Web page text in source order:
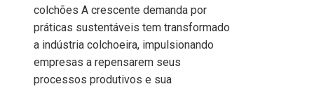
colchões A crescente demanda por
práticas sustentáveis tem transformado
a indústria colchoeira, impulsionando
empresas a repensarem seus
processos produtivos e sua